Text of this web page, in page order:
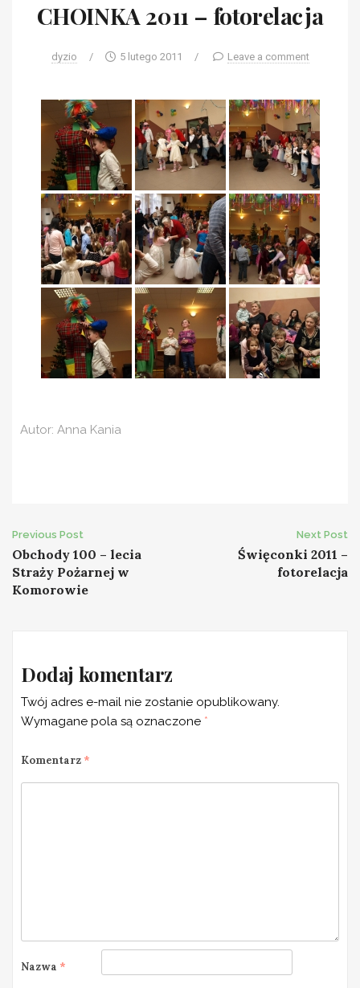
CHOINKA 2011 – fotorelacja
dyzio / 5 lutego 2011 / Leave a comment
Autor: Anna Kania
Post
navigation
Previous Post
Obchody 100 – lecia
Straży Pożarnej w
Komorowie
Next Post
Święconki 2011 –
fotorelacja
Dodaj komentarz
Twój adres e-mail nie zostanie opublikowany.
Wymagane pola są oznaczone *
Komentarz *
Nazwa *